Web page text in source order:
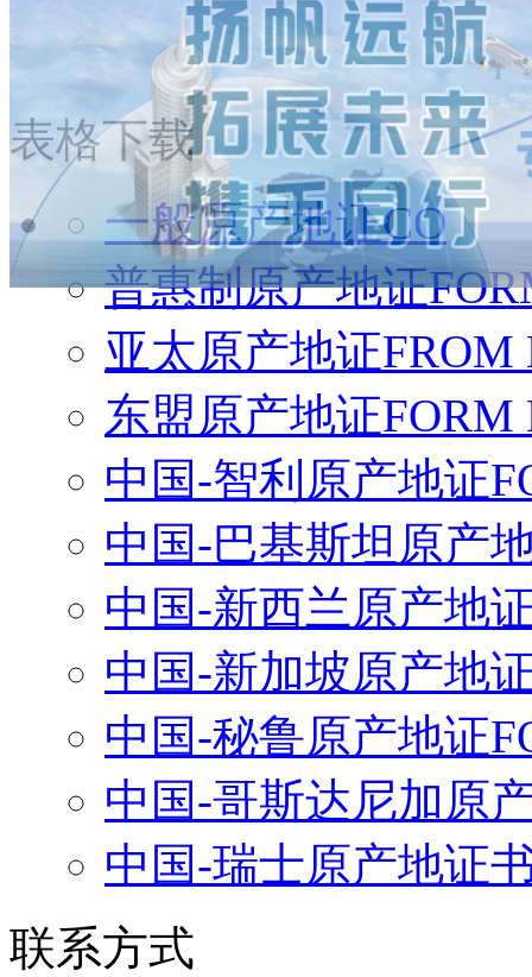
表格下载
一般原产地证CO
普惠制原产地证
亚太原产地证FROM
东盟原产地证FORM
中国-智利原产地证
中国-巴基斯坦原产
中国-新西兰原产地
中国-新加坡原产地
中国-秘鲁原产地证
中国-哥斯达尼加原
中国-瑞士原产地证
联系方式